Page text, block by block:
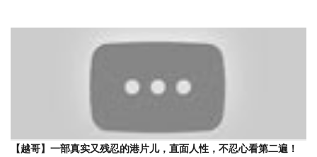
【越哥】一部真实又残忍的港片儿，直面人性，不忍心看第二遍！